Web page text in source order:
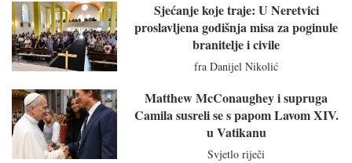
Sjećanje koje traje: U Neretvici
proslavljena godišnja misa za poginule
branitelje i civile
fra Danijel Nikolić
Matthew McConaughey i supruga
Camila susreli se s papom Lavom XIV.
u Vatikanu
Svjetlo riječi